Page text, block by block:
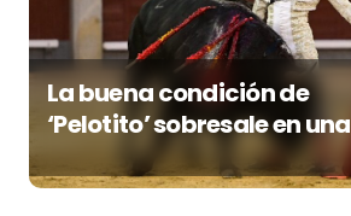
La buena condición de
‘Pelotito’ sobresale en una
noche gris en Las Ventas